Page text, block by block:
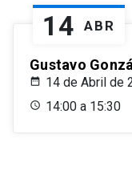
14 ABR
Gustavo
14 de Abril de
14:00 a 15:30